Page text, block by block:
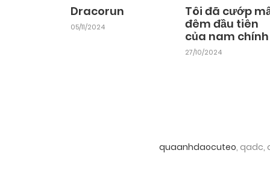
Dracorun
05/11/2024
Tôi đã cướp
đêm đầu tiên
của nam chính
27/10/2024
quaanhdaocuteo, qadc,